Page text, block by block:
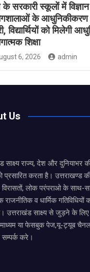
के सरकारी स्कूलों में विज्ञान
के आधुनिकीकरण
विद्यार्थियों को मिलेगी
शिक्षा
6, 2026 admin
Us
साक्ष्य राज्य, देश और दुनियाभर
प्रसारित करता है। उत्तराखण्ड
लोक परंपराओ के साथ-
राजनीतिक व धार्मिक
उत्तराखंड साक्ष्य से जुड़ने के लिए
या फेसबुक पेज,यू-ट्यूब
करे।